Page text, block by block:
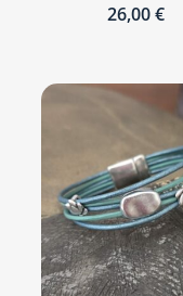
26,00€